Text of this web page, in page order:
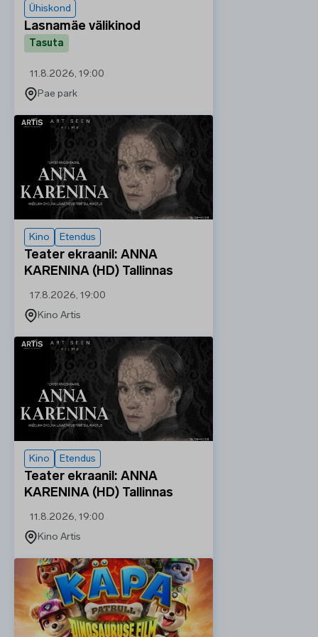
Ühiskond
Lasnamäe välikinod
Tasuta
11.8.2026, 19:00
Pae park
Kino Etendus
Teater ekraanil: ANNA
KARENINA (HD) Tallinnas
17.8.2026, 19:00
Kino Artis
Kino Etendus
Teater ekraanil: ANNA
KARENINA (HD) Tallinnas
11.8.2026, 19:00
Kino Artis